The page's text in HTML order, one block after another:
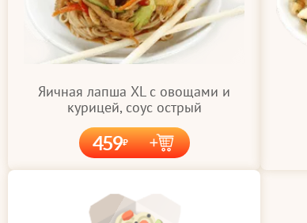
Яичная лапша XL с овощами и
курицей, соус острый
459